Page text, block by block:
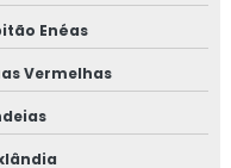
Enéas
Vermelhas